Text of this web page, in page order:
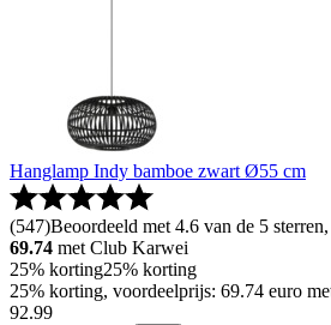
Hanglamp Indy bamboe zwart Ø55 cm
(547)Beoordeeld met 4.6 van de 5
69.74 met Club Karwei
25% korting25% korting
25% korting, voordeelprijs: 69.74 euro
92.99